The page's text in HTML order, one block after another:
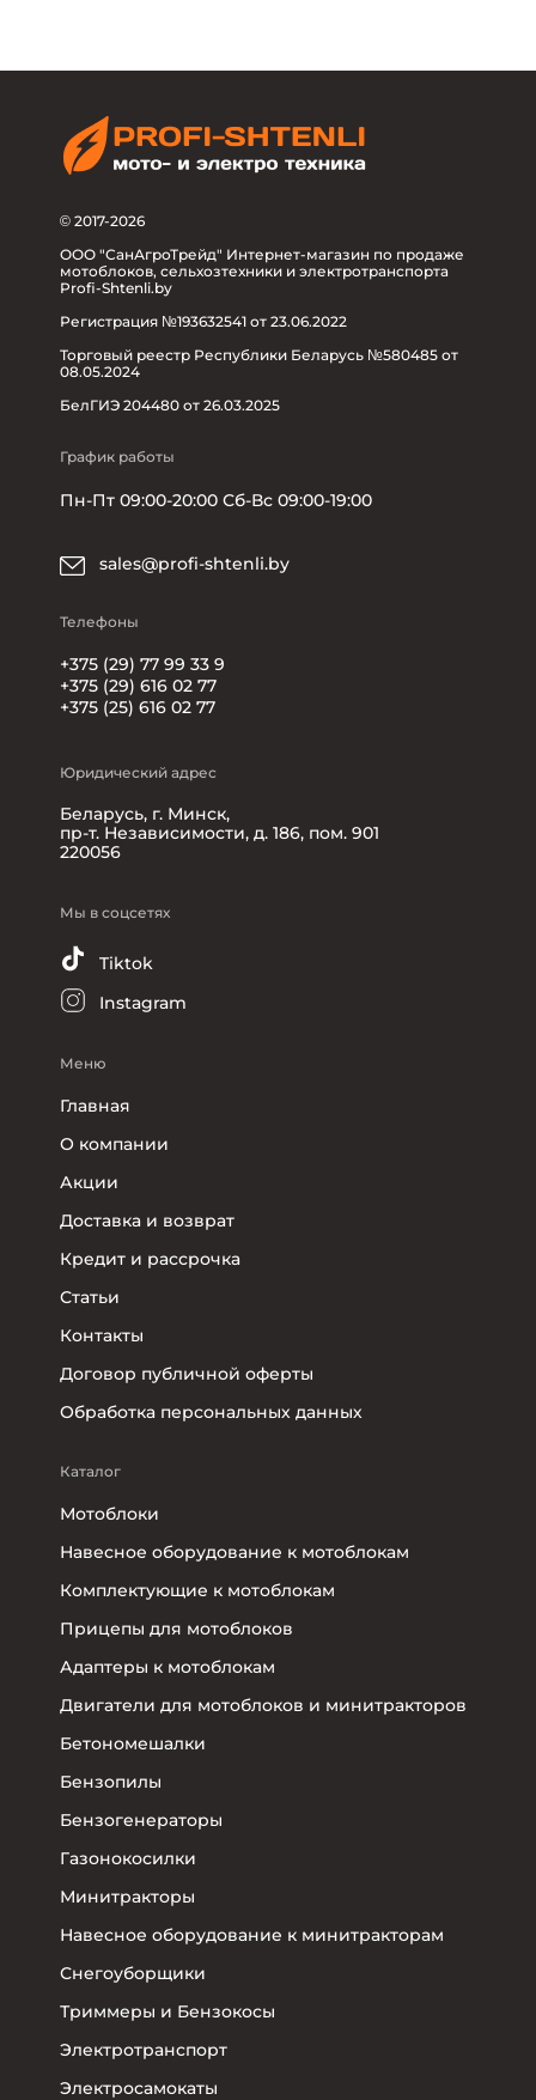
© 2017-2026
ООО "СанАгроТрейд" Интернет-магазин по продаже
мотоблоков, сельхозтехники и электротранспорта
Profi-Shtenli.by
Регистрация №193632541 от 23.06.2022
Торговый реестр Республики Беларусь №580485 от
08.05.2024
БелГИЭ 204480 от 26.03.2025
График работы
Пн-Пт 09:00-20:00 Сб-Вс 09:00-19:00
sales@profi-shtenli.by
Телефоны
+375 (29) 77 99 33 9
+375 (29) 616 02 77
+375 (25) 616 02 77
Юридический адрес
Беларусь, г. Минск,
пр-т. Независимости, д. 186, пом. 901
220056
Мы в соцсетях
Tiktok
Instagram
Меню
Главная
О компании
Акции
Доставка и возврат
Кредит и рассрочка
Статьи
Контакты
Договор публичной оферты
Обработка персональных данных
Каталог
Мотоблоки
Навесное оборудование к мотоблокам
Комплектующие к мотоблокам
Прицепы для мотоблоков
Адаптеры к мотоблокам
Двигатели для мотоблоков и минитракторов
Бетономешалки
Бензопилы
Бензогенераторы
Газонокосилки
Минитракторы
Навесное оборудование к минитракторам
Снегоуборщики
Триммеры и Бензокосы
Электротранспорт
Электросамокаты